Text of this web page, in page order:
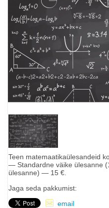
Teen matemaatikaülesandeid
— Standardne väike ülesanne
ülesanne) — 15 €.
Jaga seda pakkumist:
email